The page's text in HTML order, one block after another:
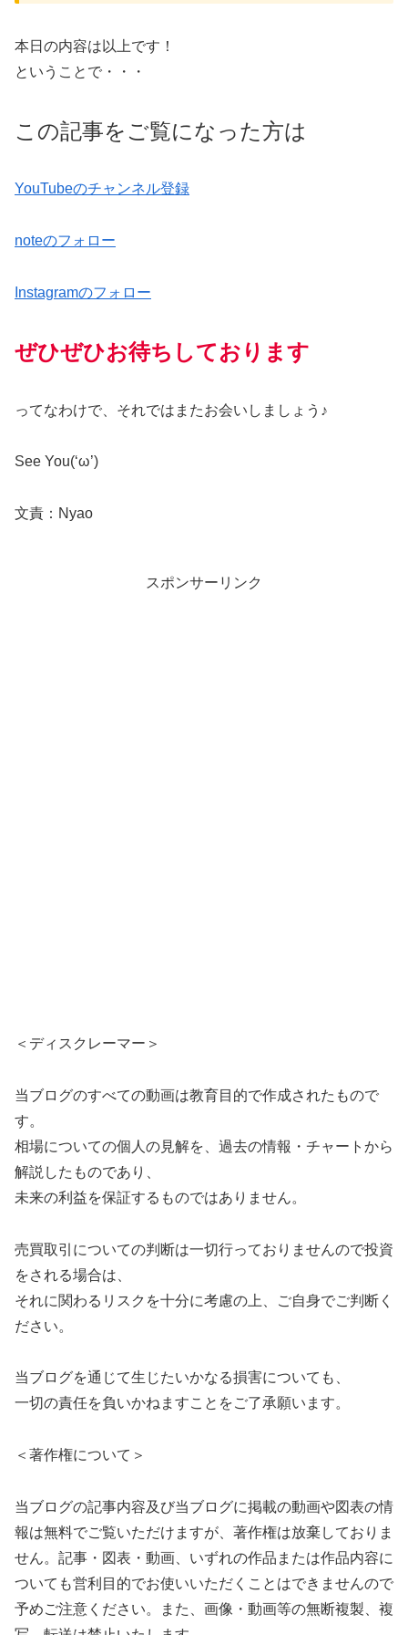
本日の内容は以上です！
ということで・・・
この記事をご覧になった方は
YouTubeのチャンネル登録
noteのフォロー
Instagramのフォロー
ぜひぜひお待ちしております
ってなわけで、それではまたお会いしましょう♪
See You(‘ω’)
文責：Nyao
スポンサーリンク
＜ディスクレーマー＞
当ブログのすべての動画は教育目的で作成されたもので
す。
相場についての個人の見解を、過去の情報・チャートから
解説したものであり、
未来の利益を保証するものではありません。
売買取引についての判断は一切行っておりませんので投資
をされる場合は、
それに関わるリスクを十分に考慮の上、ご自身でご判断く
ださい。
当ブログを通じて生じたいかなる損害についても、
一切の責任を負いかねますことをご了承願います。
＜著作権について＞
当ブログの記事内容及び当ブログに掲載の動画や図表の情
報は無料でご覧いただけますが、著作権は放棄しておりま
せん。記事・図表・動画、いずれの作品または作品内容に
ついても営利目的でお使いいただくことはできませんので
予めご注意ください。また、画像・動画等の無断複製、複